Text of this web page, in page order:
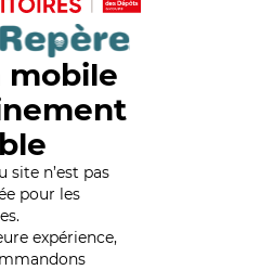
mobile
site n’est pas
pour les
expérience,